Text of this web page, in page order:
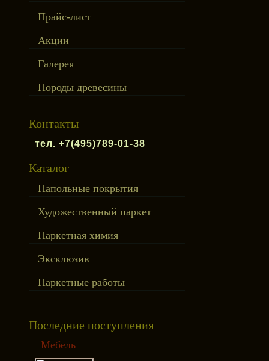
Прайс-лист
Акции
Галерея
Породы древесины
Контакты
тел. +7(495)789-01-38
Каталог
Напольные покрытия
Художественный паркет
Паркетная химия
Эксклюзив
Паркетные работы
Последние поступления
Мебель